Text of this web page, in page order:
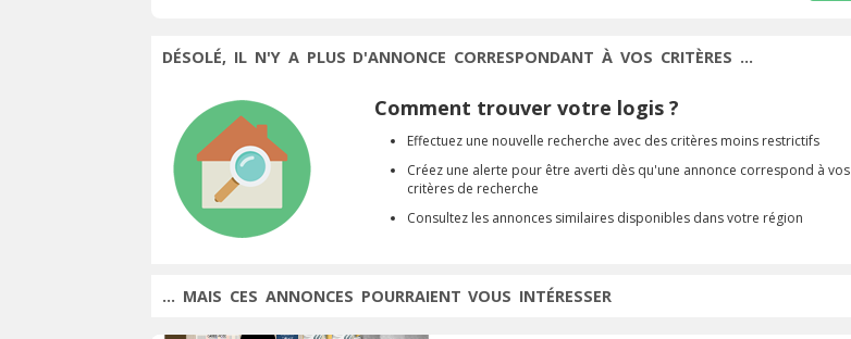
DÉSOLÉ, IL N'Y A PLUS D'ANNONCE CORRESPONDANT À VOS CRITÈRES ...
Comment trouver votre logis ?
Effectuez une nouvelle recherche avec des critères moins restrictifs
Créez une alerte pour être averti dès qu'une annonce correspond à vos
critères de recherche
Consultez les annonces similaires disponibles dans votre région
... MAIS CES ANNONCES POURRAIENT VOUS INTÉRESSER